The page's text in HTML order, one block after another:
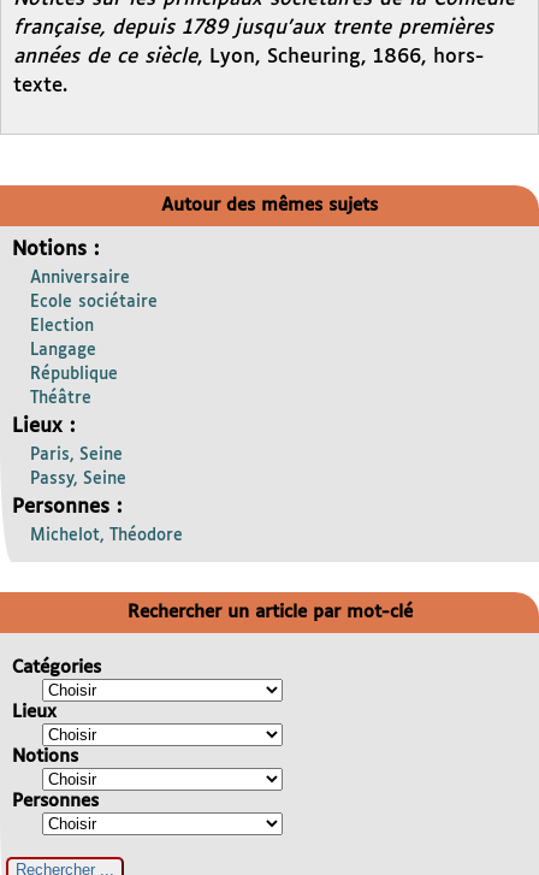
française, depuis 1789 jusqu’aux trente premières
années de ce siècle, Lyon, Scheuring, 1866, hors-
texte.
Autour des mêmes sujets
Notions :
Anniversaire
Ecole sociétaire
Election
Langage
République
Théâtre
Lieux :
Paris, Seine
Passy, Seine
Personnes :
Michelot, Théodore
Rechercher un article par mot-clé
Catégories
Lieux
Notions
Personnes